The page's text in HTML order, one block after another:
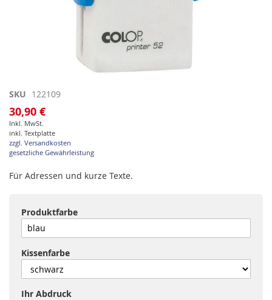
Zum
Anfang
der
Bildgalerie
springen
SKU 122109
30,90 €
Inkl. MwSt.
inkl. Textplatte
zzgl. Versandkosten
gesetzliche Gewährleistung
Für Adressen und kurze Texte.
Produktfarbe
Kissenfarbe
Ihr Abdruck